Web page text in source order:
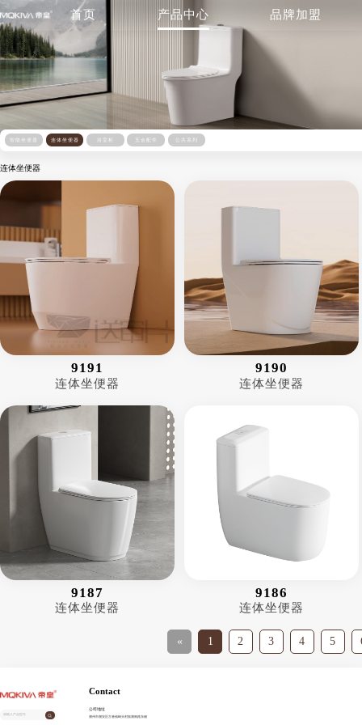
首页 产品中心 品牌加盟
智能坐便器 连体坐便器 浴室柜 五金配件
连体坐便器
9191
连体坐便器
9190
连体坐便器
9187
连体坐便器
9186
连体坐便器
« 1 2 3 4 5
Contact
公司地址
潮州市潮安区古巷镇崎头村振潮南路东侧